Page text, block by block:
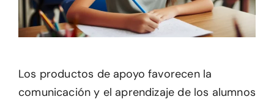
Los productos de apoyo favorecen la
comunicación y el aprendizaje de los alumnos